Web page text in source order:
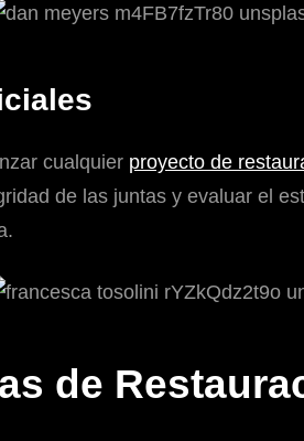
cualquier proyecto de
de las juntas y evaluar el
de